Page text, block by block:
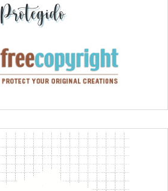
Protegido